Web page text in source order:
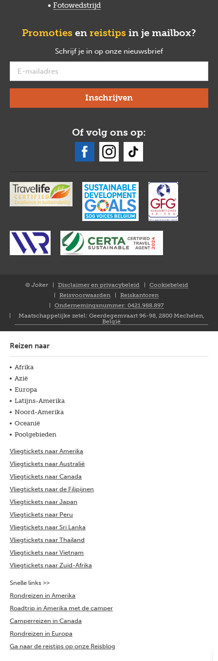
Fotowedstrijd
Promoties en reistips in je mailbox?
Schrijf je in op onze nieuwsbrief
Of volg ons op:
© Joker
Disclaimer en privacybeleid
Cookiebeleid
Reisvoorwaarden
Reiskantoren
Ondernemingsnummer: 0421.988.897
Maatschappelijke zetel: Geerdegemvaart 96-98, 2800 Mechelen,
België
Reizen naar
Afrika
Azië
Europa
Latijns-Amerika
Noord-Amerika
Oceanië
Poolgebieden
Vliegtickets naar Amerika
Vliegtickets naar Australië
Vliegtickets naar Canada
Vliegtickets naar de Filipijnen
Vliegtickets naar Japan
Vliegtickets naar Peru
Vliegtickets naar Sri Lanka
Vliegtickets naar Thailand
Vliegtickets naar Vietnam
Vliegtickets naar Zuid-Afrika
Snelle links >>
Rondreizen in Amerika
Roadtrip in Amerika met de camper
Camperreizen in Canada
Rondreizen in Europa
Ga naar de reistips op onze Reisblog